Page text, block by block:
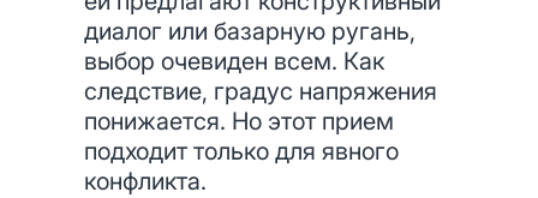
диалог или базарную ругань,
выбор очевиден всем. Как
следствие, градус напряжения
понижается. Но этот прием
подходит только для явного
конфликта.